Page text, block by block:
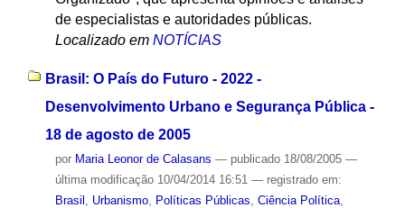
de especialistas e autoridades públicas.
Localizado em NOTÍCIAS
Brasil: O País do Futuro - 2022 -
Desenvolvimento Urbano e Segurança Pública -
18 de agosto de 2005
por Maria Leonor de Calasans — publicado18/08/2005 —
última modificação10/04/2014 16:51 — registrado em:
Brasil
Urbanismo, Políticas Públicas Ciência Política,